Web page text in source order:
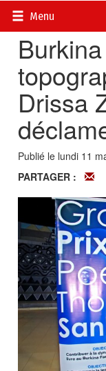
Menu
Accueil>
Drissa
Publié le lundi 11
PARTAGER :